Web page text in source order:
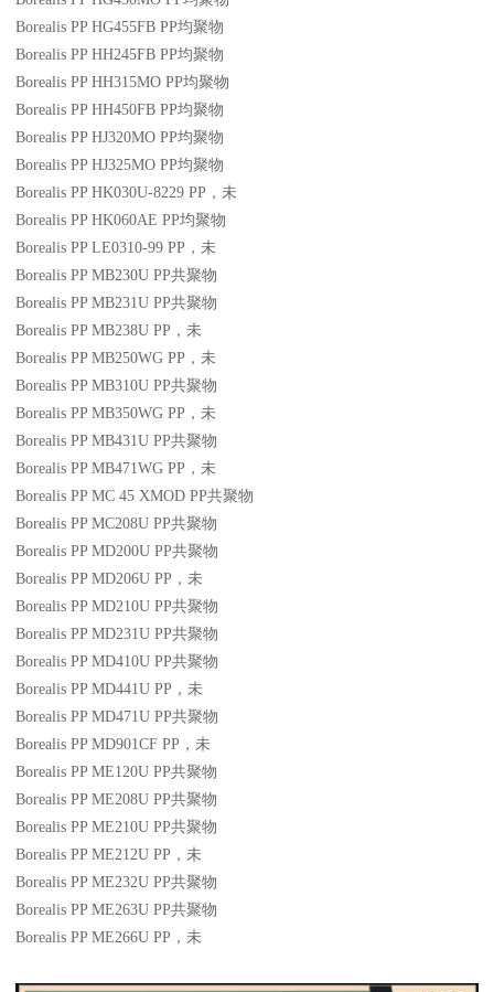
Borealis PP HG455FB PP均聚物
Borealis PP HH245FB PP均聚物
Borealis PP HH315MO PP均聚物
Borealis PP HH450FB PP均聚物
Borealis PP HJ320MO PP均聚物
Borealis PP HJ325MO PP均聚物
Borealis PP HK030U-8229 PP ，未
Borealis PP HK060AE PP均聚物
Borealis PP LE0310-99 PP ，未
Borealis PP MB230U PP共聚物
Borealis PP MB231U PP共聚物
Borealis PP MB238U PP ，未
Borealis PP MB250WG PP ，未
Borealis PP MB310U PP共聚物
Borealis PP MB350WG PP ，未
Borealis PP MB431U PP共聚物
Borealis PP MB471WG PP ，未
Borealis PP MC 45 XMOD PP共聚物
Borealis PP MC208U PP共聚物
Borealis PP MD200U PP共聚物
Borealis PP MD206U PP ，未
Borealis PP MD210U PP共聚物
Borealis PP MD231U PP共聚物
Borealis PP MD410U PP共聚物
Borealis PP MD441U PP ，未
Borealis PP MD471U PP共聚物
Borealis PP MD901CF PP ，未
Borealis PP ME120U PP共聚物
Borealis PP ME208U PP共聚物
Borealis PP ME210U PP共聚物
Borealis PP ME212U PP ，未
Borealis PP ME232U PP共聚物
Borealis PP ME263U PP共聚物
Borealis PP ME266U PP ，未